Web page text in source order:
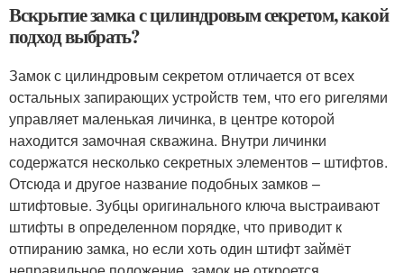
Вскрытие замка с цилиндровым секретом, какой
подход выбрать?
Замок с цилиндровым секретом отличается от всех
остальных запирающих устройств тем, что его ригелями
управляет маленькая личинка, в центре которой
находится замочная скважина. Внутри личинки
содержатся несколько секретных элементов – штифтов.
Отсюда и другое название подобных замков –
штифтовые. Зубцы оригинального ключа выстраивают
штифты в определенном порядке, что приводит к
отпиранию замка, но если хоть один штифт займёт